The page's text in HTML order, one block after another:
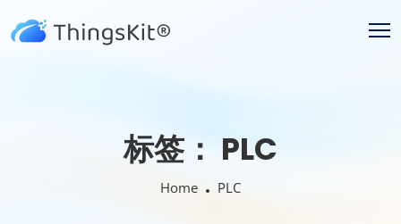
标签： PLC
Home PLC